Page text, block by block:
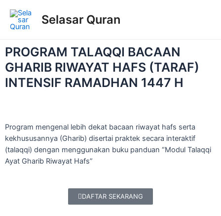
Selasar Quran
PROGRAM TALAQQI BACAAN
GHARIB RIWAYAT HAFS (TARAF)
INTENSIF RAMADHAN 1447 H
Program mengenal lebih dekat bacaan riwayat hafs serta
kekhususannya (Gharib) disertai praktek secara interaktif
(talaqqi) dengan menggunakan buku panduan “Modul Talaqqi
Ayat Gharib Riwayat Hafs”
DAFTAR SEKARANG